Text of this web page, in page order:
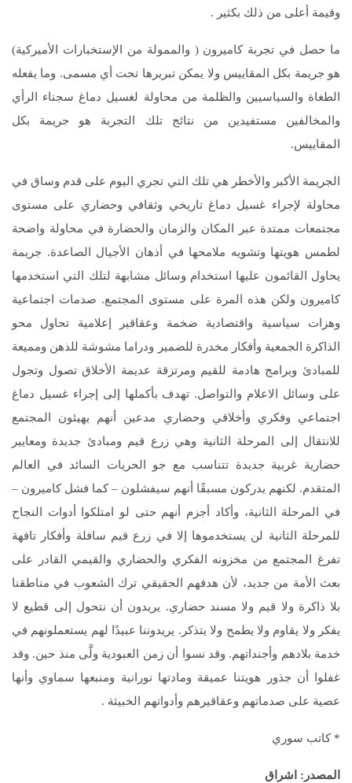
وقيمة أعلى من ذلك بكثير .
ما حصل في تجربة كاميرون ( والممولة من الإستخبارات الأميركية)
هو جريمة بكل المقاييس ولا يمكن تبريرها تحت أي مسمى. وما يفعله
الطغاة والسياسيين والظلمة من محاولة لغسيل دماغ سجناء الرأي
والمخالفين مستفيدين من نتائج تلك التجربة هو جريمة بكل
المقاييس.
الجريمة الأكبر والأخطر هي تلك التي تجري اليوم على قدم وساق في
محاولة لإجراء غسيل دماغ تاريخي وثقافي وحضاري على مستوى
مجتمعات ممتدة عبر المكان والزمان والحضارة في محاولة واضحة
لطمس هويتها وتشويه ملامحها في أذهان الأجيال الصاعدة. جريمة
يحاول القائمون عليها استخدام وسائل مشابهة لتلك التي استخدمها
كاميرون ولكن هذه المرة على مستوى المجتمع. صدمات اجتماعية
وهزات سياسية واقتصادية ضخمة وعقاقير إعلامية تحاول محو
الذاكرة الجمعية وأفكار مخدرة للضمير ودراما مشوشة للذهن ومميعة
للمبادئ وبرامج هادمة للقيم ومرتزقة عديمة الأخلاق تصول وتجول
على وسائل الاعلام والتواصل. تهدف بأكملها إلى إجراء غسيل دماغ
اجتماعي وفكري وأخلاقي وحضاري مدعين أنهم يهيئون المجتمع
للانتقال إلى المرحلة الثانية وهي زرع قيم ومبادئ جديدة ومعايير
حضارية غربية جديدة تتناسب مع جو الحريات السائد في العالم
المتقدم. لكنهم يدركون مسبقًا أنهم سيفشلون – كما فشل كاميرون –
في المرحلة الثانية، وأكاد أجزم أنهم حتى لو امتلكوا أدوات النجاح
للمرحلة الثانية لن يستخدموها إلا في زرع قيم سافلة وأفكار تافهة
تفرغ المجتمع من مخزونه الفكري والحضاري والقيمي القادر على
بعث الأمة من جديد، لأن هدفهم الحقيقي ترك الشعوب في مناطقنا
بلا ذاكرة ولا قيم ولا مسند حضاري. يريدون أن نتحول إلى قطيع لا
يفكر ولا يقاوم ولا يطمح ولا يتذكر. يريدوننا عبيدًا لهم يستعملونهم في
خدمة بلادهم وأجنداتهم. وقد نسوا أن زمن العبودية ولَّى منذ حين. وقد
غفلوا أن جذور هويتنا عميقة ومادتها نورانية ومنبعها سماوي وأنها
عصية على صدماتهم وعقاقيرهم وأدواتهم الخبيثة .
* كاتب سوري
المصدر: اشراق